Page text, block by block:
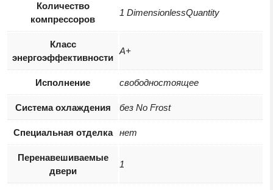
Количество
компрессоров
1 DimensionlessQuantity
Класс
энергоэффективности
A+
Исполнение свободностоящее
Система охлаждения без No Frost
Специальная отделка нет
Перенавешиваемые
двери
1